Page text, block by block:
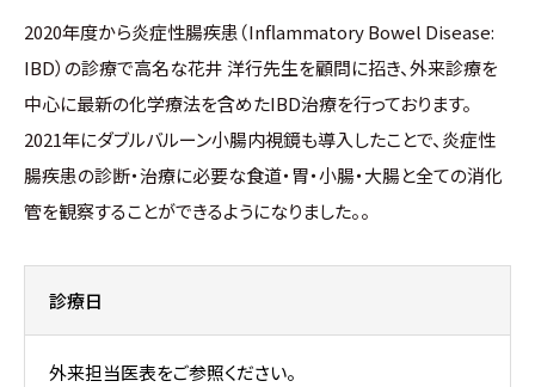
2020年度から炎症性腸疾患（Inflammatory Bowel Disease:
IBD）の診療で高名な花井 洋行先生を顧問に招き、外来診療を
中心に最新の化学療法を含めたIBD治療を行っております。
2021年にダブルバルーン小腸内視鏡も導入したことで、炎症性
腸疾患の診断・治療に必要な食道・胃・小腸・大腸と全ての消化
管を観察することができるようになりました。。
診療日
外来担当医表をご参照ください。